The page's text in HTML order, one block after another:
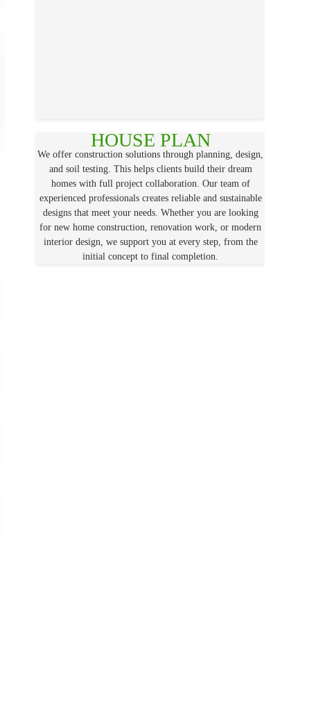
HOUSE PLAN
We offer construction solutions through planning, design,
and soil testing. This helps clients build their dream
homes with full project collaboration. Our team of
experienced professionals creates reliable and sustainable
designs that meet your needs. Whether you are looking
for new home construction, renovation work, or modern
interior design, we support you at every step, from the
initial concept to final completion.